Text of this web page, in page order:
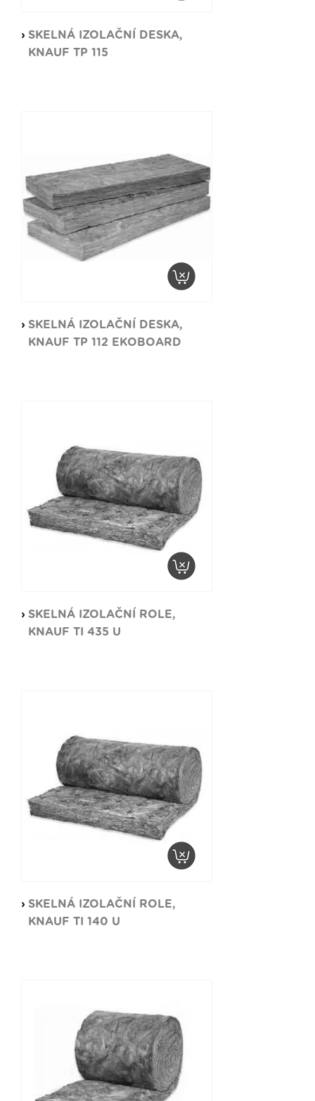
SKELNÁ IZOLAČNÍ DESKA,
KNAUF TP 115
SKELNÁ IZOLAČNÍ DESKA,
KNAUF TP 112 EKOBOARD
SKELNÁ IZOLAČNÍ ROLE,
KNAUF TI 435 U
SKELNÁ IZOLAČNÍ ROLE,
KNAUF TI 140 U